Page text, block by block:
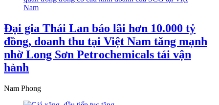
Đại gia Thái Lan báo lãi hơn 10.000 tỷ
đồng, doanh thu tại Việt Nam tăng mạnh
nhờ Long Sơn Petrochemicals tái vận
hành
Nam Phong